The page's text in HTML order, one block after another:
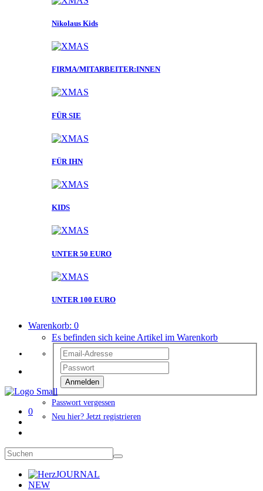
Nikolaus Kids
FIRMA/MITARBEITER:INNEN
FÜR SIE
FÜR IHN
KIDS
UNTER 50 EURO
UNTER 100 EURO
Warenkorb: 0
Es befinden sich keine Artikel im Warenkorb
Anmelden
Passwort vergessen
Neu hier? Jetzt registrieren
0
JOURNAL
NEW